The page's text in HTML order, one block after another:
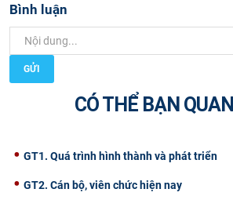
Bình luận
GỬI
CÓ THỂ BẠN
GT1. Quá trình hình thành và phát triển
GT2. Cán bộ, viên chức hiện nay